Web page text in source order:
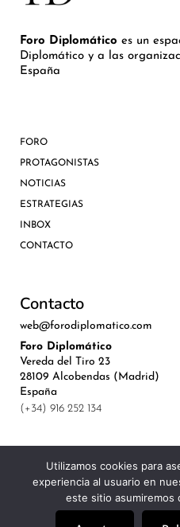
Foro Diplomático es un
Diplomático y a las
España
FORO
PROTAGONISTAS
NOTICIAS
ESTRATEGIAS
INBOX
CONTACTO
Contacto
web@forodiplomatico.com
Foro Diplomático
Vereda del Tiro 23
28109 Alcobendas (Madrid)
España
(+34) 916 252 134
©Royal Lis
Utilizamos cookies para
experiencia al usuario en
este sitio asumiremos